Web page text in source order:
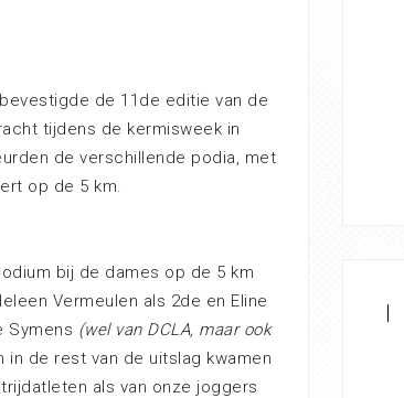
de 11de editie van de
tijdens de kermisweek in
de verschillende podia, met
op de 5 km.
bij de dames op de 5 km
Vermeulen als 2de en Eline
Symens (wel van DCLA, maar ook
in de rest van de uitslag kwamen
als van onze joggers